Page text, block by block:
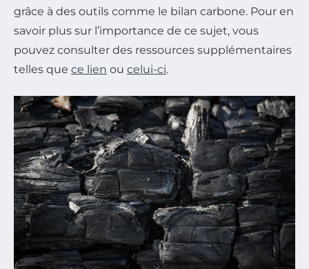
grâce à des outils comme le bilan carbone. Pour en
savoir plus sur l’importance de ce sujet, vous
pouvez consulter des ressources supplémentaires
telles que ce lien ou celui-ci.